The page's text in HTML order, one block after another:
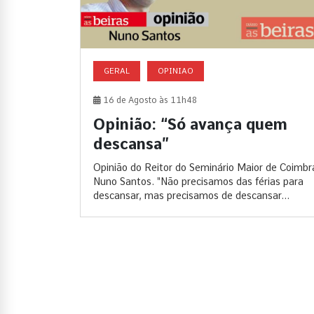
GERAL OPINIAO
16 de Agosto às 11h48
Opinião: “Só avança quem
descansa”
Opinião do Reitor do Seminário Maior de
Nuno Santos. "Não precisamos das férias para
descansar, mas precisamos de descansar...